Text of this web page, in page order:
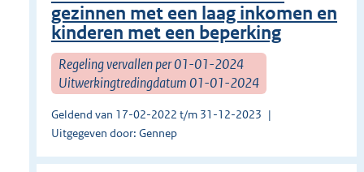
gezinnen met een laag inkomen en
kinderen met een beperking
Regeling vervallen per 01-01-2024
Uitwerkingtredingdatum 01-01-2024
Geldend van 17-02-2022 t/m 31-12-2023
Uitgegeven door: Gennep